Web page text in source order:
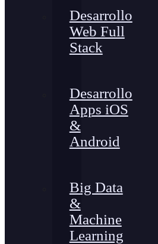
Desarrollo
Web Full
Stack
Desarrollo
Apps iOS
&
Android
Big Data
&
Machine
Learning